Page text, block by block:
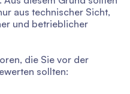
aus technischer Sicht,
und betrieblicher
die Sie vor der
sollten: